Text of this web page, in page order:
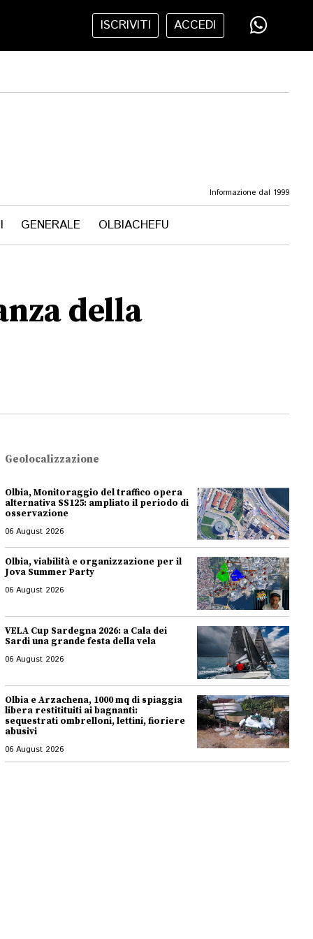
ISCRIVITI ACCEDI
Informazione dal 1999
GENERALE OLBIACHEFU
della
Geolocalizzazione
Olbia, Monitoraggio del traffico opera
alternativa SS125: ampliato il periodo di
osservazione
06 August 2026
Olbia, viabilità e organizzazione per il
Jova Summer Party
06 August 2026
VELA Cup Sardegna 2026: a Cala dei
Sardi una grande festa della vela
06 August 2026
Olbia e Arzachena, 1000 mq di spiaggia
libera restitituiti ai bagnanti:
sequestrati ombrelloni, lettini, fioriere
abusivi
06 August 2026